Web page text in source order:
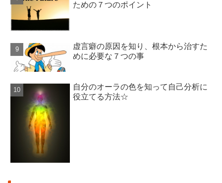
ための７つのポイント
虚言癖の原因を知り、根本から治すた
めに必要な７つの事
自分のオーラの色を知って自己分析に
役立てる方法☆